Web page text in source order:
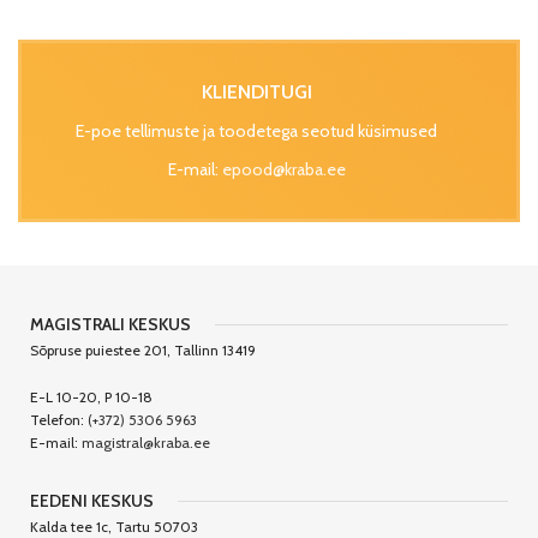
KLIENDITUGI
E-poe tellimuste ja toodetega seotud küsimused
E-mail: epood@kraba.ee
MAGISTRALI KESKUS
Sõpruse puiestee 201, Tallinn 13419
E-L 10-20, P 10-18
Telefon: (+372) 5306 5963
E-mail: magistral@kraba.ee
EEDENI KESKUS
Kalda tee 1c, Tartu 50703